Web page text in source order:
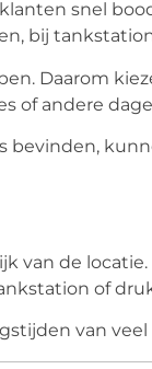
snel
bij
Daarom
of andere
bevinden,
van de
of
van veel